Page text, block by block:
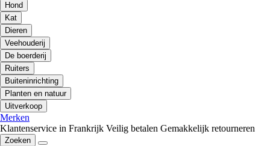
Hond
Kat
Dieren
Veehouderij
De boerderij
Ruiters
Buiteninrichting
Planten en natuur
Uitverkoop
Merken
Klantenservice in Frankrijk Veilig betalen Gemakkelijk retourneren
Zoeken